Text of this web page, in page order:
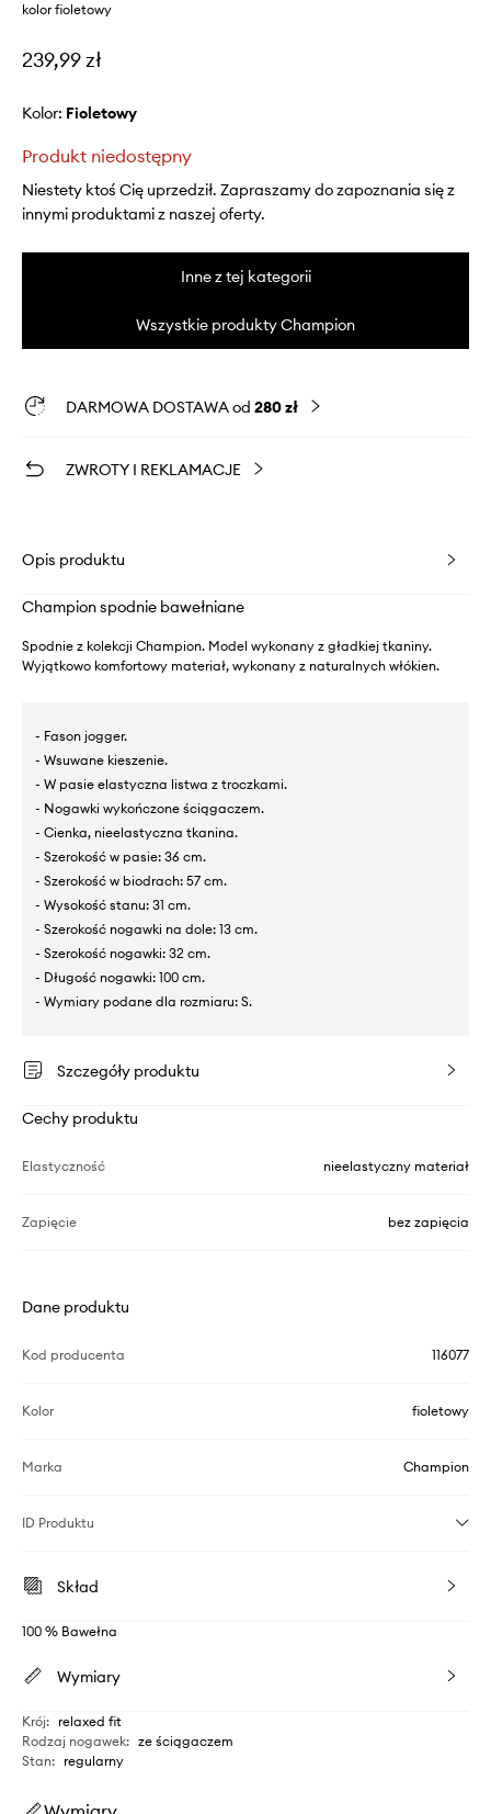
kolor fioletowy
239,99 zł
Kolor: fioletowy
Produkt niedostępny
Niestety ktoś Cię uprzedził. Zapraszamy do zapoznania się z
innymi produktami z naszej oferty.
Inne z tej kategorii
Wszystkie produkty Champion
DARMOWA DOSTAWA od 280 zł
ZWROTY I REKLAMACJE
Opis produktu
Champion spodnie bawełniane
Spodnie z kolekcji Champion. Model wykonany z gładkiej tkaniny.
Wyjątkowo komfortowy materiał, wykonany z naturalnych włókien.
- Fason jogger.
- Wsuwane kieszenie.
- W pasie elastyczna listwa z troczkami.
- Nogawki wykończone ściągaczem.
- Cienka, nieelastyczna tkanina.
- Szerokość w pasie: 36 cm.
- Szerokość w biodrach: 57 cm.
- Wysokość stanu: 31 cm.
- Szerokość nogawki na dole: 13 cm.
- Szerokość nogawki: 32 cm.
- Długość nogawki: 100 cm.
- Wymiary podane dla rozmiaru: S.
Szczegóły produktu
Cechy produktu
Elastyczność nieelastyczny materiał
Zapięcie bez zapięcia
Dane produktu
Kod producenta 116077
Kolor fioletowy
Marka Champion
ID Produktu
Skład
100 % Bawełna
Wymiary
Krój: relaxed fit
Rodzaj nogawek: ze ściągaczem
Stan: regularny